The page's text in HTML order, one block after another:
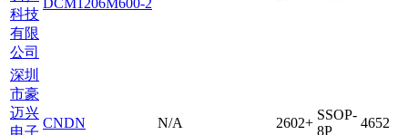
科技
有限
公司
深圳
市豪
迈兴
电子
CNDN N/A 2602+
SSOP-
8P
4652